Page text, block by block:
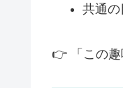
共通
👉 「この趣